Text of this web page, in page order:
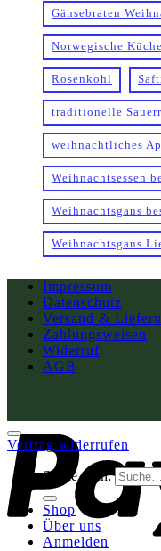
Gänsebraten
Norwegische Küche
Rosenkohl
traditionelle
weihnachtliches
Weihnachtsessen
Weihnachtsgans
Weihnachtsgans
Impressum
Datenschutz
Versand &
Zahlungsweisen
Widerruf
AGB
Vertrag widerrufen
Suche nach:
Shop
Über uns
Anmelden